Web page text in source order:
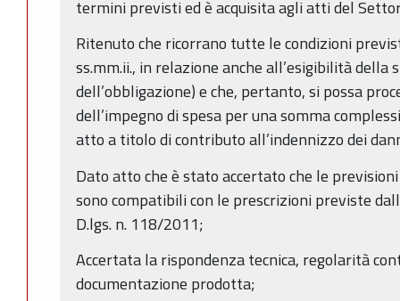
termini previsti ed è acquisita agli atti del
Ritenuto che ricorrano tutte le condizioni
ss.mm.ii., in relazione anche all’esigibilità della
dell’obbligazione) e che, pertanto, si possa
dell’impegno di spesa per una somma
atto a titolo di contributo all’indennizzo dei
Dato atto che è stato accertato che le
sono compatibili con le prescrizioni previste
D.lgs. n. 118/2011;
Accertata la rispondenza tecnica, regolarità
documentazione prodotta;